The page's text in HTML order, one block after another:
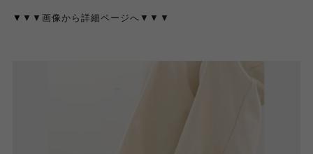
▼ ▼▼画像から詳細ページへ▼▼▼